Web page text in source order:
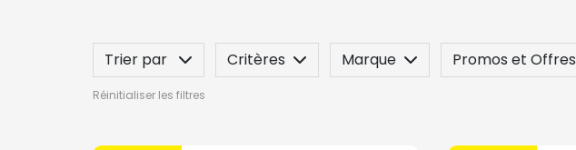
Trier par Critères Marque Promos et Offres
Spécificité
Réinitialiser les filtres